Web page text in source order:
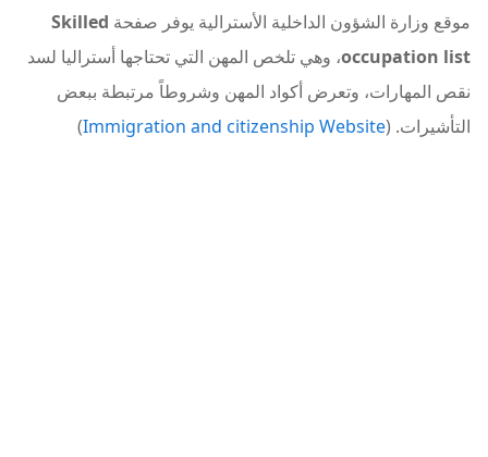
موقع وزارة الشؤون الداخلية الأسترالية يوفر صفحة Skilled
occupation list، وهي تلخص المهن التي تحتاجها أستراليا لسد
نقص المهارات، وتعرض أكواد المهن وشروطاً مرتبطة ببعض
التأشيرات. (Immigration and citizenship Website
)